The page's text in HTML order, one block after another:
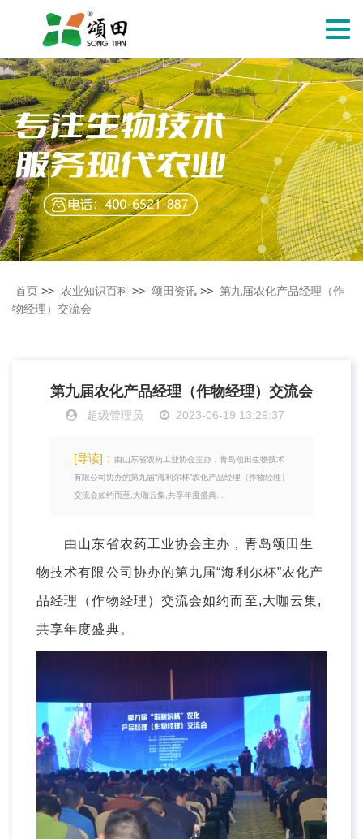
切
导
航
首页 >> 农业知识百科 >> 颂田资讯 >> 第九届农化产品经理（作
物经理）交流会
第九届农化产品经理（作物经理）交流会
超级管理员 2023-06-19 13:29:37
[导读]：
由山东省农药工业协会主办，青岛颂田生物技术
有限公司协办的第九届“海利尔杯”农化产品经理（作物经理）
交流会如约而至,大咖云集,共享年度盛典...
由山东省农药工业协会主办，青岛颂田生
物技术有限公司协办的第九届“海利尔杯”农化产
品经理（作物经理）交流会如约而至,大咖云集,
共享年度盛典。